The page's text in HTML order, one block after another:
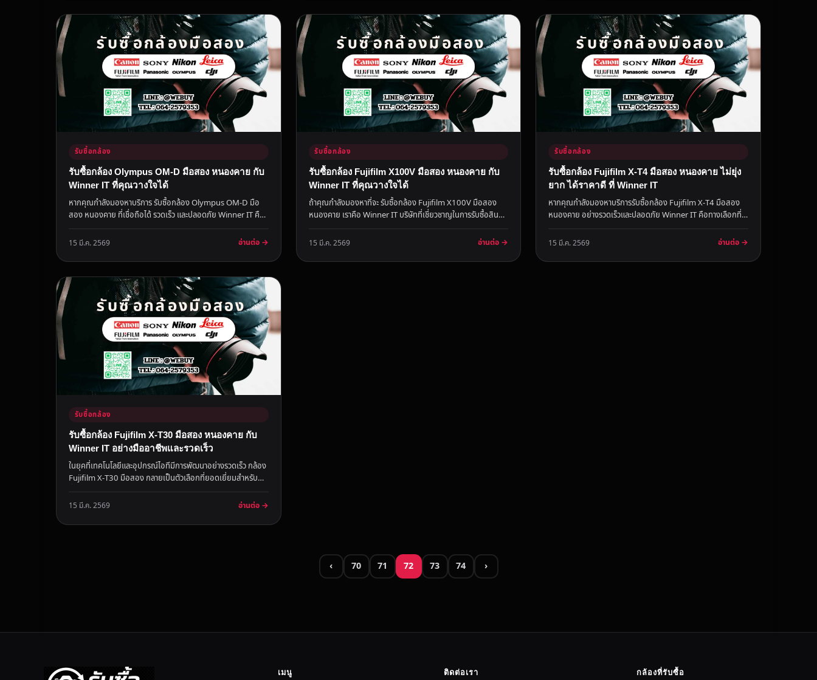
รับซื้อกล้อง
รับซื้อกล้อง Olympus OM-D มือสอง หนองคาย กับ
Winner IT ที่คุณวางใจได้
หากคุณกำลังมองหาบริการ รับซื้อกล้อง Olympus OM-D มือ
สอง หนองคาย ที่เชื่อถือได้ รวดเร็ว และปลอดภัย Winner IT คือ
คำตอบสำหรับคุณ...
15 มี.ค. 2569 อ่านต่อ →
รับซื้อกล้อง
รับซื้อกล้อง Fujifilm X100V มือสอง หนองคาย กับ
Winner IT ที่คุณวางใจได้
ถ้าคุณกำลังมองหาที่จะ รับซื้อกล้อง Fujifilm X100V มือสอง
หนองคาย เราคือ Winner IT บริษัทที่เชี่ยวชาญในการรับซื้อสินค้า
ไอทีมือ...
15 มี.ค. 2569 อ่านต่อ →
รับซื้อกล้อง
รับซื้อกล้อง Fujifilm X-T4 มือสอง หนองคาย ไม่ยุ่ง
ยาก ได้ราคาดี ที่ Winner IT
หากคุณกำลังมองหาบริการรับซื้อกล้อง Fujifilm X-T4 มือสอง
หนองคาย อย่างรวดเร็วและปลอดภัย Winner IT คือทางเลือกที่
ตอบโจทย์คุณได้...
15 มี.ค. 2569 อ่านต่อ →
รับซื้อกล้อง
รับซื้อกล้อง Fujifilm X-T30 มือสอง หนองคาย กับ
Winner IT อย่างมืออาชีพและรวดเร็ว
ในยุคที่เทคโนโลยีและอุปกรณ์ไอทีมีการพัฒนาอย่างรวดเร็ว กล้อง
Fujifilm X-T30 มือสอง กลายเป็นตัวเลือกที่ยอดเยี่ยมสำหรับผู้ที่
ชื่...
15 มี.ค. 2569 อ่านต่อ →
‹ 70 71 72 73 74 ›
เมนู ติดต่อเรา กล้องที่รับซื้อ